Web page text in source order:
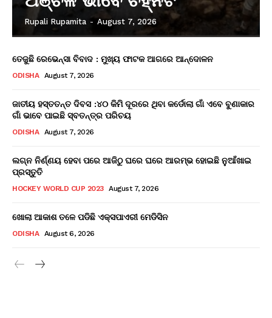
Rupali Rupamita - August 7, 2026
ତେଜୁଛି ରେଭେନ୍ସା ବିବାଦ : ମୁଖ୍ୟ ଫାଟକ ଆଗରେ ଆନ୍ଦୋଳନ
ODISHA August 7, 2026
ଜାତୀୟ ହସ୍ତତନ୍ତ ଦିବସ :୪୦ କିମି ଦୂରରେ ଥିବା କର୍ଡୋଲା ଗାଁ ଏବେ ବୁଣାକାର
ଗାଁ ଭାବେ ପାଇଛି ସ୍ବତନ୍ତ୍ର ପରିଚୟ
ODISHA August 7, 2026
ଲଗ୍ନ ନିର୍ଣ୍ଣୟ ହେବା ପରେ ଆଜିଠୁ ଘରେ ଘରେ ଆରମ୍ଭ ହୋଇଛି ନୁଆଁଖାଇ
ପ୍ରସ୍ତୁତି
HOCKEY WORLD CUP 2023 August 7, 2026
ଖୋଲା ଆକାଶ ତଳେ ପଡିଛି ଏକ୍ସପାଏରୀ ମେଡିସିନ
ODISHA August 6, 2026